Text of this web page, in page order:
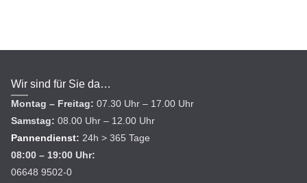
Wir sind für Sie da…
Montag – Freitag: 07.30 Uhr – 17.00 Uhr
Samstag: 08.00 Uhr – 12.00 Uhr
Pannendienst: 24h > 365 Tage
08:00 – 19:00 Uhr:
06648 9502-0